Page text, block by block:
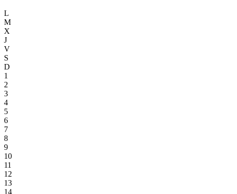
L
M
X
J
V
S
D
1
2
3
4
5
6
7
8
9
10
11
12
13
14